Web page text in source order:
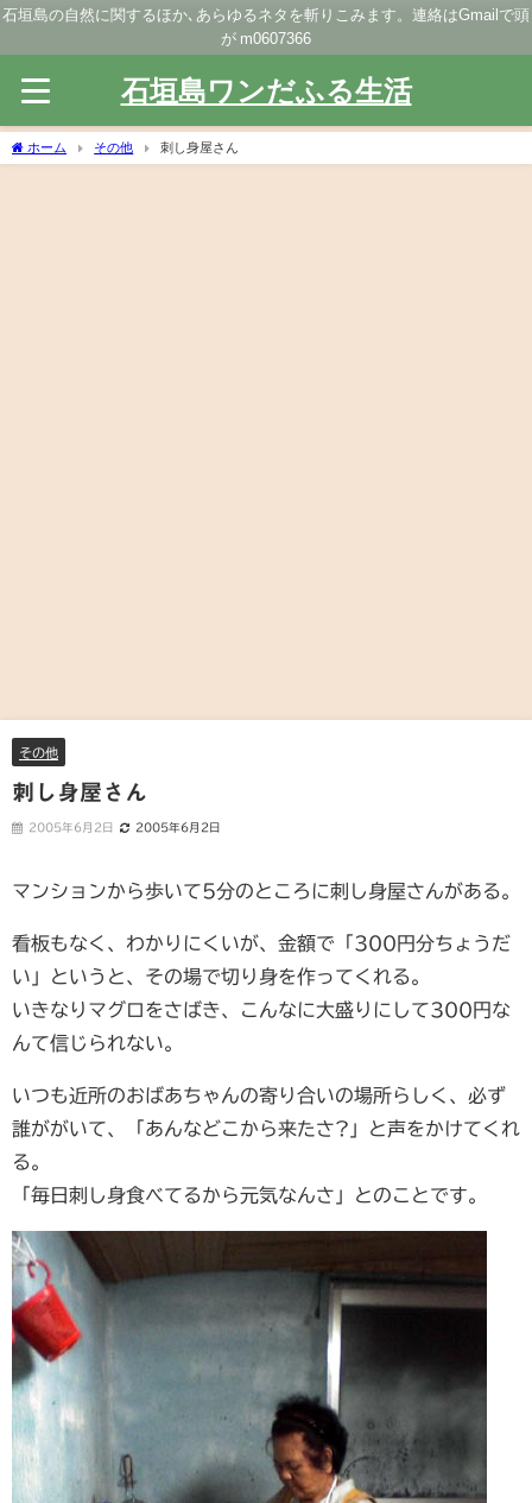
石垣島の自然に関するほか､あらゆるネタを斬りこみます。連絡はGmailで頭
が m0607366
石垣島ワンだふる生活
ホーム その他 刺し身屋さん
その他
刺し身屋さん
2005年6月2日 2005年6月2日
マンションから歩いて5分のところに刺し身屋さんがある。
看板もなく、わかりにくいが、金額で「300円分ちょうだ
い」というと、その場で切り身を作ってくれる。
いきなりマグロをさばき、こんなに大盛りにして300円な
んて信じられない。
いつも近所のおばあちゃんの寄り合いの場所らしく、必ず
誰ががいて、「あんなどこから来たさ?」と声をかけてくれ
る。
「毎日刺し身食べてるから元気なんさ」とのことです。